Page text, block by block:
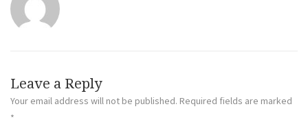
Leave a Reply
Your email address will not be published. Required fields are marked
*